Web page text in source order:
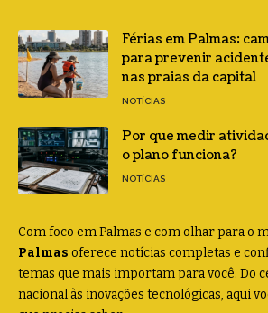
Férias em Palmas:
para prevenir
nas praias da capital
NOTÍCIAS
Por que medir
o plano funciona?
NOTÍCIAS
Com foco em Palmas e com olhar para o
Palmas oferece notícias completas e
temas que mais importam para você. Do
nacional às inovações tecnológicas, aqui